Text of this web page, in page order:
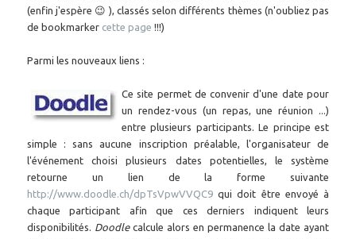
(enfin j'espère 😉 ), classés selon différents thèmes (n'oubliez pas
de bookmarker cette page !!!)
Parmi les nouveaux liens :
Ce site permet de convenir d'une date pour
un rendez-vous (un repas, une réunion ...)
entre plusieurs participants. Le principe est
simple : sans aucune inscription préalable, l'organisateur de
l'événement choisi plusieurs dates potentielles, le système
retourne un lien de la forme suivante
http://www.doodle.ch/dpTsVpwVVQC9 qui doit être envoyé à
chaque participant afin que ces derniers indiquent leurs
disponibilités. Doodlecalcule alors en permanence la date ayant